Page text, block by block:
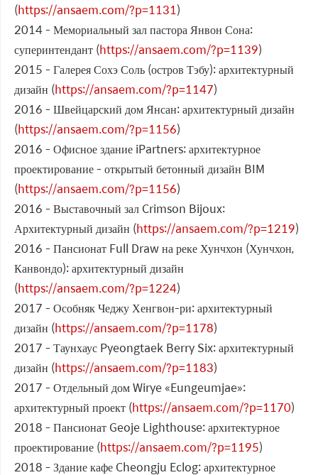
(https://ansaem.com/?p=1131)
2014 - Мемориальный зал пастора Янвон Сона:
суперинтендант (https://ansaem.com/?p=1139)
2015 - Галерея Сохэ Соль (остров Тэбу): архитектурный
дизайн (https://ansaem.com/?p=1147)
2016 - Швейцарский дом Янсан: архитектурный дизайн
(https://ansaem.com/?p=1156)
2016 - Офисное здание iPartners: архитектурное
проектирование - открытый бетонный дизайн BIM
(https://ansaem.com/?p=1156)
2016 - Выставочный зал Crimson Bijoux:
Архитектурный дизайн (https://ansaem.com/?p=1219)
2016 - Пансионат Full Draw на реке Хунчхон (Хунчхон,
Канвондо): архитектурный дизайн
(https://ansaem.com/?p=1224)
2017 - Особняк Чеджу Хенгвон-ри: архитектурный
дизайн (https://ansaem.com/?p=1178)
2017 - Таунхаус Pyeongtaek Berry Six: архитектурный
дизайн (https://ansaem.com/?p=1183)
2017 - Отдельный дом Wirye «Eungeumjae»:
архитектурный проект (https://ansaem.com/?p=1170)
2018 - Пансионат Geoje Lighthouse: архитектурное
проектирование (https://ansaem.com/?p=1195)
2018 - Здание кафе Cheongju Eclog: архитектурное